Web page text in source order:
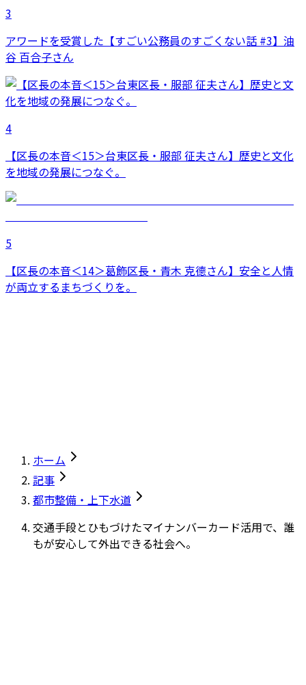
3
アワードを受賞した【すごい公務員のすごくない話 #3】油
谷 百合子さん
4
【区長の本音＜15＞台東区長・服部 征夫さん】歴史と文化
を地域の発展につなぐ。
5
【区長の本音＜14＞葛飾区長・青木 克德さん】安全と人情
が両立するまちづくりを。
ホーム
記事
都市整備・上下水道
交通手段とひもづけたマイナンバーカード活用で、誰
もが安心して外出できる社会へ。